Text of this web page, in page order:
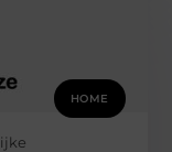
HOME